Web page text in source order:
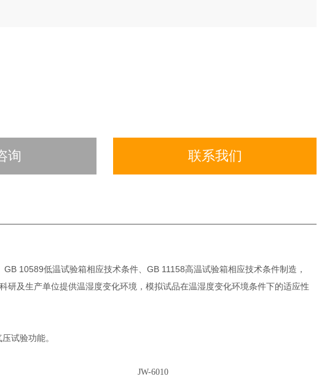
询 联系我们
10589低温试验箱相应技术条件、GB 11158高温试验箱相应技术条件制造，
研及生产单位提供温湿度变化环境，模拟试品在温湿度变化环境条件下的适应性
试验功能。
JW-6010